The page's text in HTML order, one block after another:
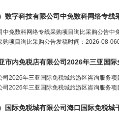
数字科技有限公司中免数科网络专线
中免数科网络专线采购项目询比采购公告
项目询比采购公告发稿时间：2026-08-
市内免税店有限公司2026年三亚国
司2026年三亚国际免税城旅游区咨询服务
2026年三亚国际免税城旅游区咨询服务